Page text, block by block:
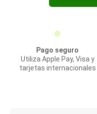
Pago seguro
Utiliza Apple Pay, Visa y
tarjetas internacionales